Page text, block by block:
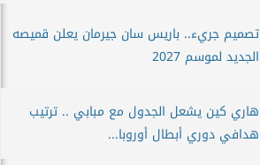
تصميم جريء.. باريس سان جيرمان يعلن قميصه
الجديد لموسم 2027
هاري كين يشعل الجدول مع مبابي .. ترتيب
هدافي دوري أبطال أوروبا...